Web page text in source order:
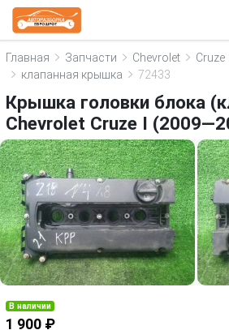
Главная Запчасти Chevrolet Cruze
клапанная крышка
72433
Крышка головки блока
Chevrolet Cruze I
В наличии
1 900 ₽